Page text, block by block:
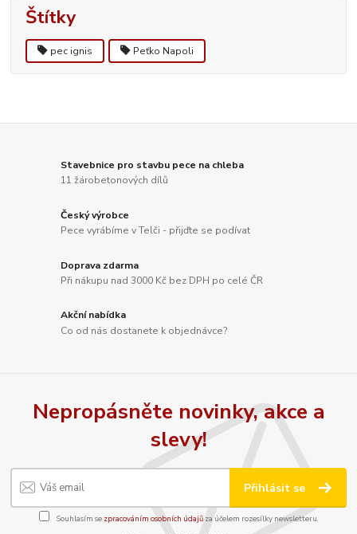
Štítky
pec ignis Peťko Napoli
Stavebnice pro stavbu pece na chleba
11 žárobetonových dílů
Český výrobce
Pece vyrábíme v Telči - přijďte se podívat
Doprava zdarma
Při nákupu nad 3000 Kč bez DPH po celé ČR
Akční nabídka
Co od nás dostanete k objednávce?
Nepropásněte novinky, akce a
slevy!
Přihlásit se
Souhlasím se zpracováním osobních údajůza účelem rozesílky newsletteru.